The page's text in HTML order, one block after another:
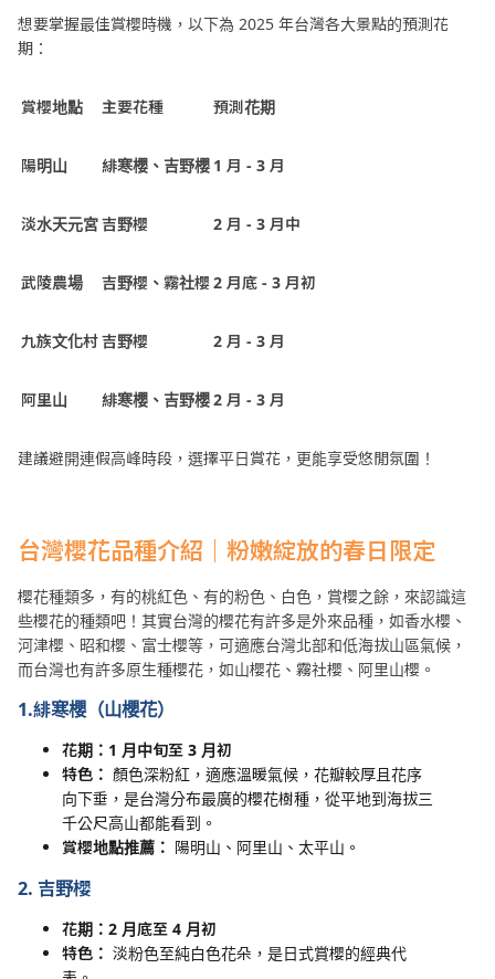
想要掌握最佳賞櫻時機，以下為 2025 年台灣各大景點的預測花
期：
賞櫻地點 主要花種 預測花期
陽明山 緋寒櫻、吉野櫻 1 月 - 3 月
淡水天元宮吉野櫻 2 月 - 3 月中
武陵農場 吉野櫻、霧社櫻 2 月底 - 3 月初
九族文化村吉野櫻 2 月 - 3 月
阿里山 緋寒櫻、吉野櫻2 月 - 3 月
建議避開連假高峰時段，選擇平日賞花，更能享受悠閒氛圍！
台灣櫻花品種介紹｜粉嫩綻放的春日限定
櫻花種類多，有的桃紅色、有的粉色、白色，賞櫻之餘，來認識這
些櫻花的種類吧！其實台灣的櫻花有許多是外來品種，如香水櫻、
河津櫻、昭和櫻、富士櫻等，可適應台灣北部和低海拔山區氣候，
而台灣也有許多原生種櫻花，如山櫻花、霧社櫻、阿里山櫻。
1.緋寒櫻（山櫻花）
花期：1 月中旬至 3 月初
特色： 顏色深粉紅，適應溫暖氣候，花瓣較厚且花序
向下垂，是台灣分布最廣的櫻花樹種，從平地到海拔三
千公尺高山都能看到。
賞櫻地點推薦： 陽明山、阿里山、太平山。
2. 吉野櫻
花期：2 月底至 4 月初
特色： 淡粉色至純白色花朵，是日式賞櫻的經典代